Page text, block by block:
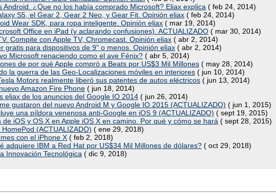
Android. ¿Que no los había comprado Microsoft? Eliax explica ( feb 24, 2014)
S5, el Gear 2, Gear 2 Neo, y Gear Fit. Opinión eliax ( feb 24, 2014)
Wear SDK, para ropa inteligente. Opinión eliax ( mar 19, 2014)
Office en iPad (y aclarando confusiones). ACTUALIZADO ( mar 30, 2014)
Compite con Apple TV, Chromecast. Opinión eliax ( abr 2, 2014)
gratis para dispositivos de 9" o menos. Opinión eliax ( abr 2, 2014)
Microsoft renaciendo como el ave Fénix? ( abr 5, 2014)
de por qué Apple compró a Beats por US$3 Mil Millones ( may 28, 2014)
la guerra de las Geo-Localizaciones móviles en interiores ( jun 10, 2014)
Motors realmente liberó sus patentes de autos eléctricos ( jun 13, 2014)
Amazon Fire Phone ( jun 18, 2014)
eliax de los anuncios del Google IO 2014 ( jun 26, 2014)
gustaron del nuevo Android M y Google IO 2015 (ACTUALIZADO) ( jun 1, 2015)
una píldora venenosa anti-Google en iOS 9 (ACTUALIZADO) ( sept 19, 2015)
iOS y OS X en Apple iOS X en camino. Por qué y cómo se hará ( sept 28, 2015)
(ACTUALIZADO) ( ene 29, 2018)
con el iPhone X ( feb 2, 2018)
adquiere IBM a Red Hat por US$34 Mil Millones de dólares? ( oct 29, 2018)
Innovación Tecnológica ( dic 9, 2018)